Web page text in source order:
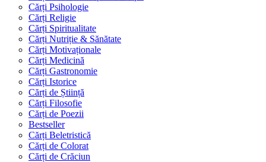
Cărți Psihologie
Cărți Religie
Cărți Spiritualitate
Cărți Nutriție & Sănătate
Cărți Motivaționale
Cărți Medicină
Cărți Gastronomie
Cărți Istorice
Cărți de Știință
Cărți Filosofie
Cărți de Poezii
Bestseller
Cărți Beletristică
Cărți de Colorat
Cărți de Crăciun